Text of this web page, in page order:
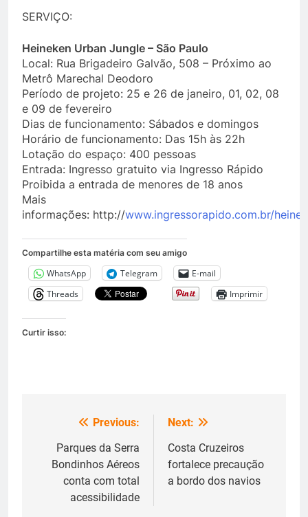
SERVIÇO:
Heineken Urban Jungle – São Paulo
Local: Rua Brigadeiro Galvão, 508 – Próximo ao
Metrô Marechal Deodoro
Período de projeto: 25 e 26 de janeiro, 01, 02, 08
e 09 de fevereiro
Dias de funcionamento: Sábados e domingos
Horário de funcionamento: Das 15h às 22h
Lotação do espaço: 400 pessoas
Entrada: Ingresso gratuito via Ingresso Rápido
Proibida a entrada de menores de 18 anos
Mais
informações: http://www.ingressorapido.com.br/
Compartilhe esta matéria com seu amigo
WhatsApp Telegram
E-mail
Threads
Imprimir
Curtir isso:
Navegação
Post
Previous:
Parques da Serra
Bondinhos Aéreos
conta com total
acessibilidade
Next:
Costa Cruzeiros
fortalece precaução
a bordo dos navios